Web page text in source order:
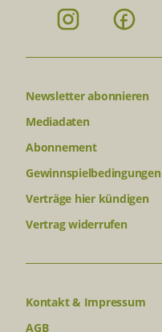
Newsletter abonnieren
Mediadaten
Abonnement
Gewinnspielbedingungen
Verträge hier kündigen
Vertrag widerrufen
Kontakt & Impressum
AGB